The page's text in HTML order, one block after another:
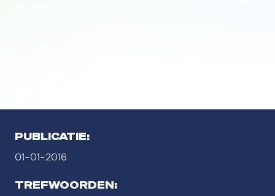
PUBLICATIE:
01-01-2016
TREFWOORDEN: